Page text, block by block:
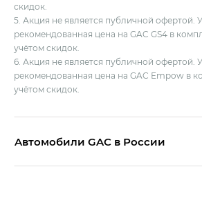
скидок.
5. Акция не является публичной офертой.
рекомендованная цена на GAC GS4 в
учётом скидок.
6. Акция не является публичной офертой.
рекомендованная цена на GAC Empow в
учётом скидок.
Aвтомобили GAC в России